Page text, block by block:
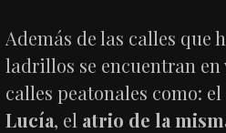
Además de las calles que
ladrillos se encuentran en
calles peatonales como: el
Lucía, el atrio de la